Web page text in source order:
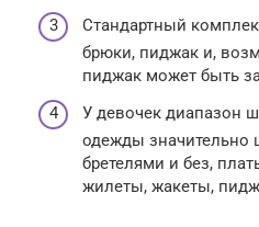
Стандартный
брюки, пиджак и,
пиджак может быть
У девочек диапазон
одежды значительно
бретелями и без,
жилеты, жакеты,